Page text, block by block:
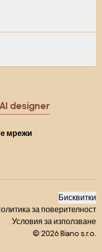
AI designer
мрежи
Бисквитки
за поверителност
Условия за използване
© 2026 Biano s.r.o.